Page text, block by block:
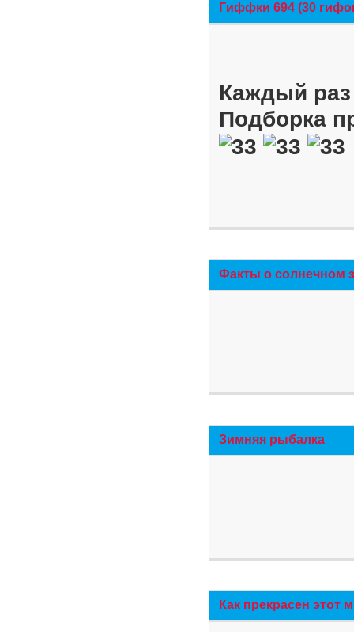
Гиффки 694 (30
Каждый
Подборка
Факты о солнечном
Зимняя рыбалка
Как прекрасен этот